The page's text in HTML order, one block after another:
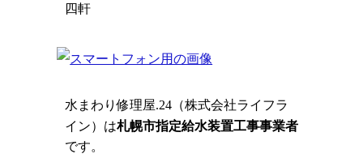
四軒
水まわり修理屋.24（株式会社ライフラ
イン）は札幌市指定給水装置工事事業者
です。